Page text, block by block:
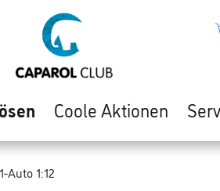
Coole Aktionen
Auto 1:12